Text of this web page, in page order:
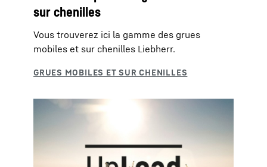
sur chenilles
Vous trouverez ici la gamme des grues
mobiles et sur chenilles Liebherr.